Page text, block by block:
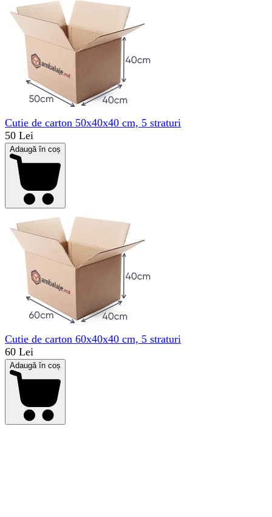
Cutie de carton 50x40x40 cm, 5 straturi
50 Lei
Adaugă în coș
Cutie de carton 60x40x40 cm, 5 straturi
60 Lei
Adaugă în coș